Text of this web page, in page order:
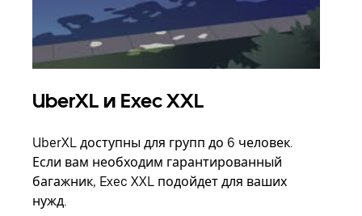
UberXL и Exec XXL
UberXL доступны для групп до 6 человек.
Если вам необходим гарантированный
багажник, Exec XXL подойдет для ваших
нужд.